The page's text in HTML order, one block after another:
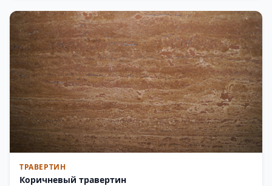
ТРАВЕРТИН
Коричневый травертин